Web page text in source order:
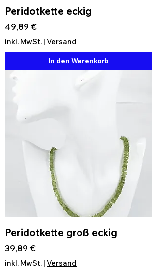
Peridotkette eckig
Preis
49,89 €
inkl. MwSt. | Versand
In den Warenkorb
Peridotkette groß eckig
Preis
39,89 €
inkl. MwSt. | Versand